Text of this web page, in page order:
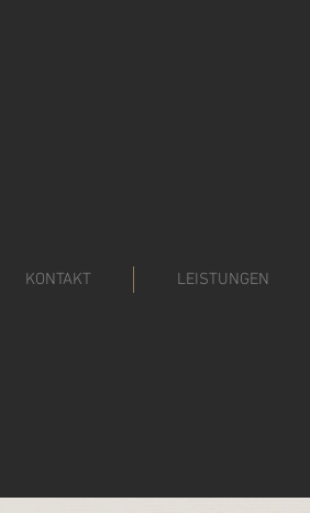
KONTAKT LEISTUNGEN